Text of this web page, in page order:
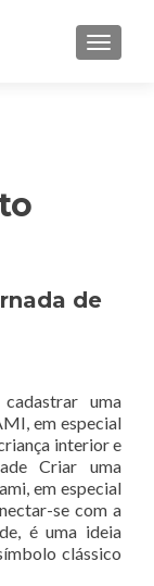
de
uma
em especial
interior e
Criar uma
em especial
se com a
é uma ideia
clássico